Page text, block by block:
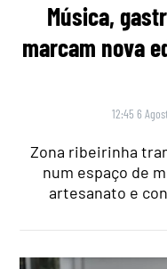
Música,
marcam nova
12:45 6
Zona ribeirinha
num espaço de
artesanato e